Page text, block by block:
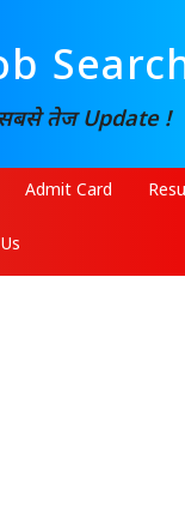
सबसे तेज Update !
Admit Card